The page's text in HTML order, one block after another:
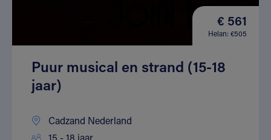
€ 561
Helan: €505
Puur musical en strand (15-18
jaar)
Cadzand Nederland
15 - 18 jaar